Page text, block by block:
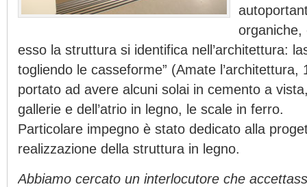
esso la struttura si identifica nell’architettura:
togliendo le casseforme” (Amate l’architettura,
portato ad avere alcuni solai in cemento a
gallerie e dell’atrio in legno, le scale in ferro.
Particolare impegno è stato dedicato alla
realizzazione della struttura in legno.
Abbiamo cercato un interlocutore che